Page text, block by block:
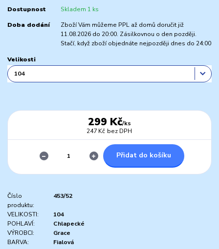
Dostupnost Skladem 1 ks
Doba dodání
Zboží Vám můžeme PPL až domů doručit již
11.08.2026 do 20:00. Zásilkovnou o den později.
Stačí, když zboží objednáte nejpozději dnes do 24:00
Velikosti
299 Kč/ks
247 Kč bez DPH
Přidat do košíku
Číslo
produktu:
453/52
VELIKOSTI:
104
POHLAVÍ:
Chlapecké
VÝROBCI:
Grace
BARVA:
Fialová